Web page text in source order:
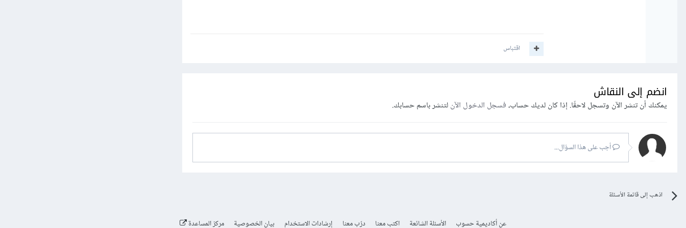
اقتباس
انضم إلى النقاش
يمكنك أن تنشر الآن وتسجل لاحقًا. إذا كان لديك حساب،فسجل الدخول الآنلتنشر باسم حسابك.
أجب على هذا السؤال...
اذهب إلى قائمة الأسئلة
عن أكاديمية حسوب الأسئلة الشائعة اكتب معنا درّب معنا إرشادات الاستخدام بيان الخصوصية مركز المساعدة